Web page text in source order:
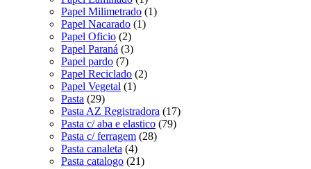
Papel Milimetrado (1)
Papel Nacarado (1)
Papel Oficio (2)
Papel Paraná (3)
Papel pardo (7)
Papel Reciclado (2)
Papel Vegetal (1)
Pasta (29)
Pasta AZ Registradora (17)
Pasta c/ aba e elastico (79)
Pasta c/ ferragem (28)
Pasta canaleta (4)
Pasta catalogo (21)